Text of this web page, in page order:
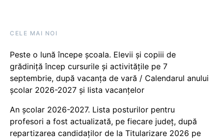
CELE MAI NOI
Peste o lună începe școala. Elevii și copiii de
grădiniță încep cursurile și activitățile pe 7
septembrie, după vacanța de vară / Calendarul anului
școlar 2026-2027 și lista vacanțelor
An școlar 2026-2027. Lista posturilor pentru
profesori a fost actualizată, pe fiecare județ, după
repartizarea candidaților de la Titularizare 2026 pe